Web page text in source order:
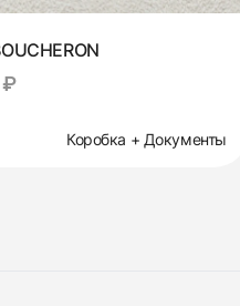
₽
Коробка + Документы